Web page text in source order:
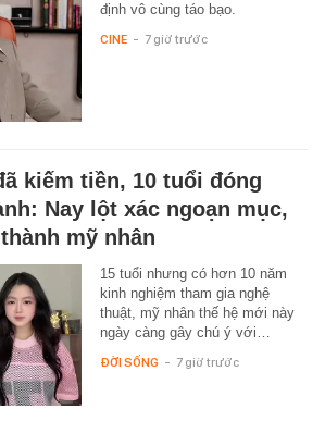
định vô cùng táo bạo.
CINE - 7 giờ trước
kiếm tiền, 10 tuổi đóng
Nay lột xác ngoạn mục,
mỹ nhân
15 tuổi nhưng có hơn 10 năm
kinh nghiệm tham gia nghệ
thuật, mỹ nhân thế hệ mới này
ngày càng gây chú ý với…
ĐỜI SỐNG - 7 giờ trước